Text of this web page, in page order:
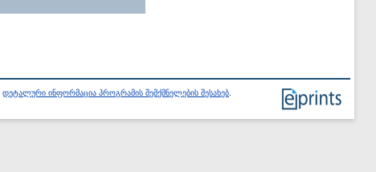
დეტალური ინფორმაცია პროგრამის შემქმნელების შესახებ.